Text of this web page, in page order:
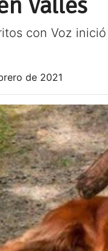
con Voz
de 2021